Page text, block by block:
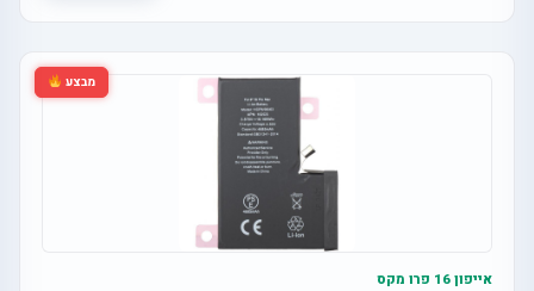
מבצע
אייפון 16 פרו מקס